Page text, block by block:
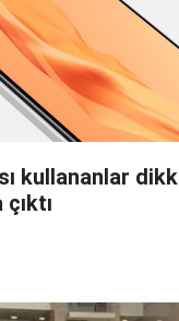
kullananlar